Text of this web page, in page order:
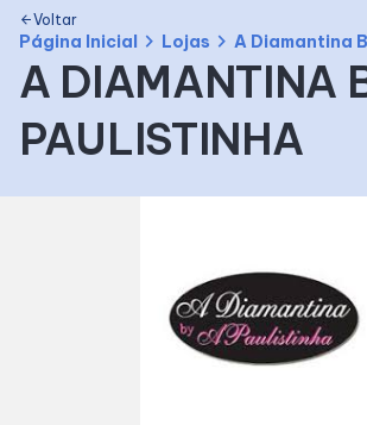
Planeta Imaginário
Acessar todos os
Shopping
Mapa Interno
Como chegar
arrow_backVoltar
Página Inicial chevron_right Lojas chevron_right A Diamantina
A DIAMANTINA
PAULISTINHA